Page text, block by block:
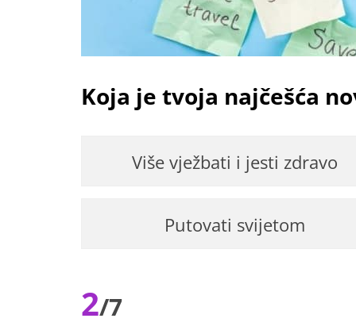
Koja je tvoja najčešća
Više vježbati i jesti zdravo
Putovati svijetom
2/7